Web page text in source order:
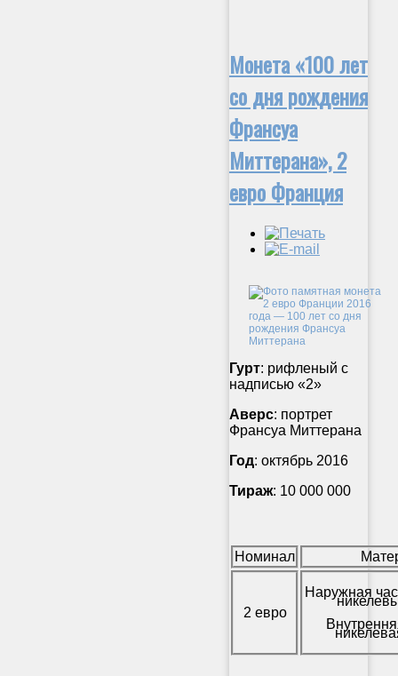
Монета «100 лет
со дня рождения
Франсуа
Миттерана», 2
евро Франция
Гурт: рифленый с
надписью «2»
Аверс: портрет
Франсуа Миттерана
Год: октябрь 2016
Тираж: 10 000 000
Номинал
2 евро
Наружная